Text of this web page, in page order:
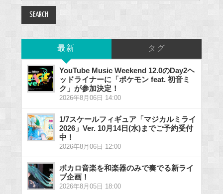
最新 タグ
YouTube Music Weekend 12.0のDay2ヘ
ッドライナーに「ポケモン feat. 初音ミ
ク」が参加決定！
2026年8月06日 14:00
1/7スケールフィギュア「マジカルミライ
2026」Ver. 10月14日(水)までご予約受付
中！
2026年8月06日 12:00
ボカロ音楽を和楽器のみで奏でる新ライ
ブ企画！
2026年8月05日 18:00